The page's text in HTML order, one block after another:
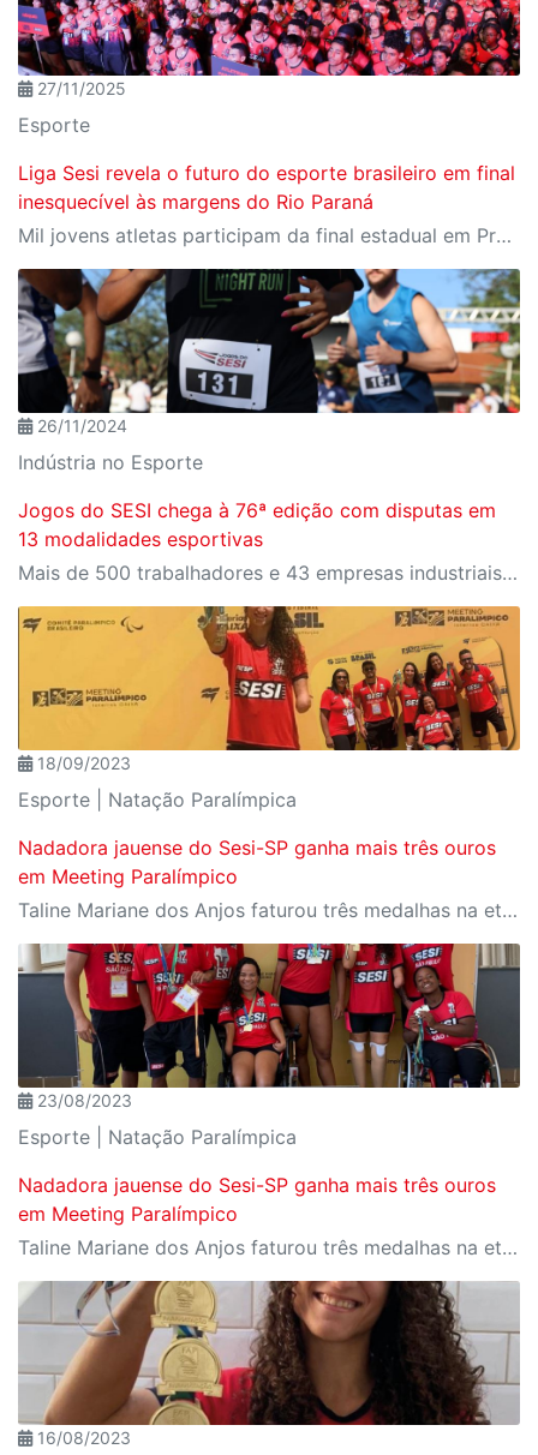
27/11/2025
Esporte
Liga Sesi revela o futuro do esporte brasileiro em final
inesquecível às margens do Rio Paraná
Mil jovens atletas participam da final estadual em Presidente Epitácio, reforçando a Liga Sesi como um dos principais ambientes de formação esportiva do país
26/11/2024
Indústria no Esporte
Jogos do SESI chega à 76ª edição com disputas em
13 modalidades esportivas
Mais de 500 trabalhadores e 43 empresas industriais participaram da final estadual realizada em Presidente Epitácio
18/09/2023
Esporte | Natação Paralímpica
Nadadora jauense do Sesi-SP ganha mais três ouros
em Meeting Paralímpico
Taline Mariane dos Anjos faturou três medalhas na etapa da competição disputada em Brasília
23/08/2023
Esporte | Natação Paralímpica
Nadadora jauense do Sesi-SP ganha mais três ouros
em Meeting Paralímpico
Taline Mariane dos Anjos faturou três medalhas na etapa da competição disputada em Belo Horizonte
16/08/2023